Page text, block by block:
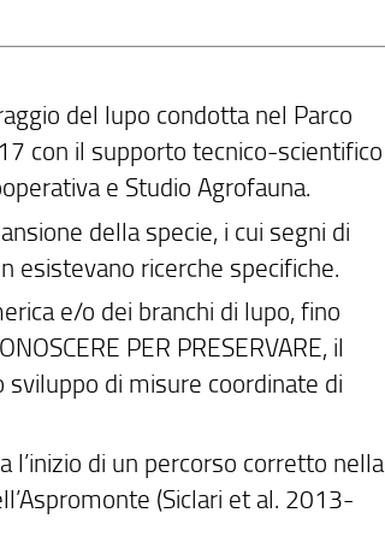
del lupo condotta nel Parco
con il supporto tecnico-scientifico
e Studio Agrofauna.
della specie, i cui segni di
esistevano ricerche specifiche.
e/o dei branchi di lupo, fino
PER PRESERVARE, il
di misure coordinate di
di un percorso corretto nella
(Siclari et al. 2013-